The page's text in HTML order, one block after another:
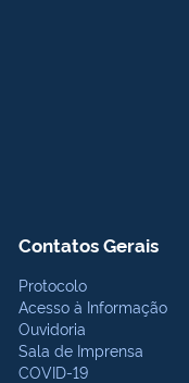
Contatos Gerais
Protocolo
Acesso à Informação
Ouvidoria
Sala de Imprensa
COVID-19